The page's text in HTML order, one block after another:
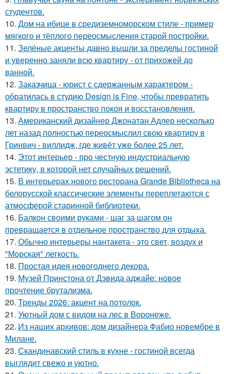
студентов.
10. Дом на ибице в средиземноморском стиле - пример
мягкого и тёплого переосмысления старой постройки.
11. Зелёные акценты давно вышли за пределы гостиной
и уверенно заняли всю квартиру - от прихожей до
ванной.
12. Заказчица - юрист с сдержанным характером -
обратилась в студию Design is Fine, чтобы превратить
квартиру в пространство покоя и восстановления.
13. Американский дизайнер Джонатан Адлер несколько
лет назад полностью переосмыслил свою квартиру в
Гринвич - виллидж, где живёт уже более 25 лет.
14. Этот интерьер - про честную индустриальную
эстетику, в которой нет случайных решений.
15. В интерьерах нового ресторана Grande Bibliotheca на
белорусской классические элементы переплетаются с
атмосферой старинной библиотеки.
16. Балкон своими руками - шаг за шагом он
превращается в отдельное пространство для отдыха.
17. Обычно интерьеры нантакета - это свет, воздух и
"Морская" легкость.
18. Простая идея новогоднего декора.
19. Музей Принстона от Дэвида аджайе: новое
прочтение брутализма.
20. Тренды 2026: акцент на потолок.
21. Уютный дом с видом на лес в Воронеже.
22. Из наших архивов: дом дизайнера Фабио новембре в
Милане.
23. Скандинавский стиль в кухне - гостиной всегда
выглядит свежо и уютно.